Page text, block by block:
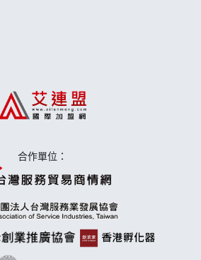
合作單位：